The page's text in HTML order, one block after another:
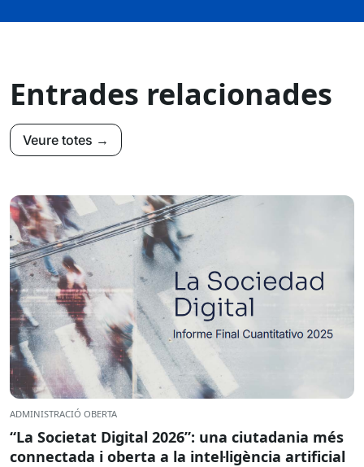
Entrades relacionades
Veure totes →
ADMINISTRACIÓ OBERTA
“La Societat Digital 2026”: una ciutadania més
connectada i oberta a la intel·ligència artificial